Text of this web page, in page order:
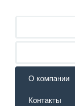
О компании
Контакты